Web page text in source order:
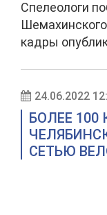
Спелеологи
кадры
24.06.2022
БОЛЕЕ
СЕТЬЮ